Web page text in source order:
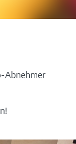
Abnehmer